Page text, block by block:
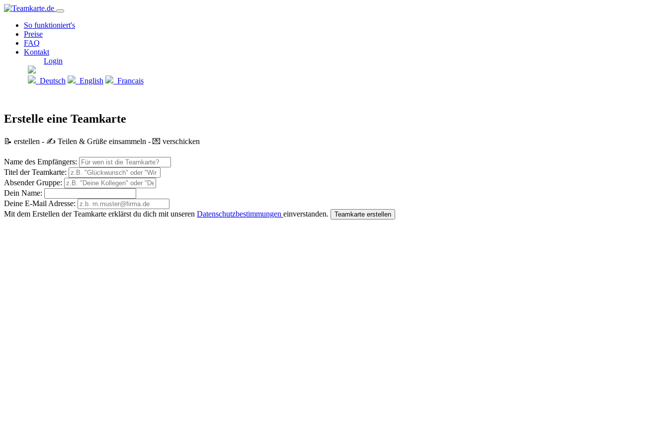
So funktioniert's
Preise
FAQ
Kontakt
Login
Deutsch English Francais
Erstelle eine Teamkarte
📝 erstellen - ✍️ Teilen & Grüße einsammeln - 💌 verschicken
Name des Empfängers:
Titel der Teamkarte:
Absender Gruppe:
Dein Name:
Deine E-Mail Adresse:
Mit dem Erstellen der Teamkarte erklärst du dich mit unseren Datenschutzbestimmungen einverstanden. Teamkarte erstellen